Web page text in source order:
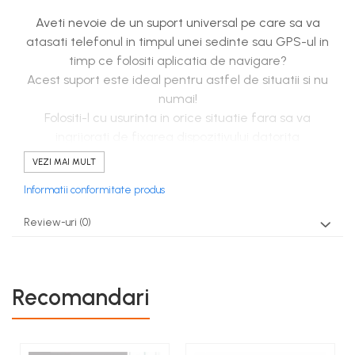
Aveti nevoie de un suport universal pe care sa va
atasati telefonul in timpul unei sedinte sau GPS-ul in
timp ce folositi aplicatia de navigare?
Acest suport este ideal pentru astfel de situatii si nu
numai!
Folositi-l cu usurinta in orice situatie fara sa va
VEZI MAI MULT
Informatii conformitate produs
Review-uri (0)
Recomandari